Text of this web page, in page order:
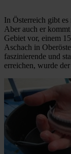
In Österreich gibt
Aber auch er
Gebiet vor, einem
Aschach in
faszinierende und
erreichen, wurde